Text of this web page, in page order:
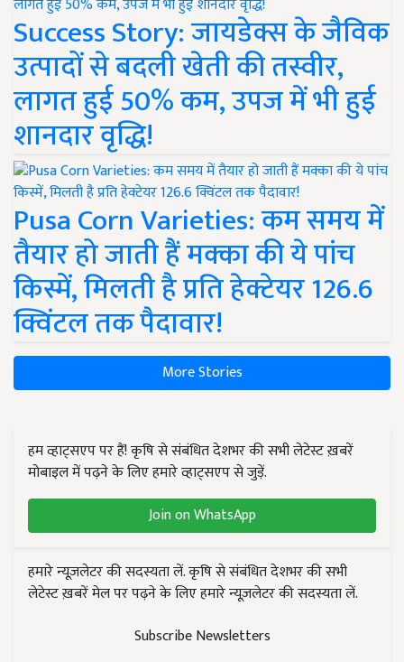
Success Story: जायडेक्स के जैविक
उत्पादों से बदली खेती की तस्वीर,
लागत हुई 50% कम, उपज में भी हुई
शानदार वृद्धि!
Pusa Corn Varieties: कम समय में
तैयार हो जाती हैं मक्का की ये पांच
किस्में, मिलती है प्रति हेक्टेयर 126.6
क्विंटल तक पैदावार!
More Stories
हम व्हाट्सएप पर हैं! कृषि से संबंधित देशभर की सभी लेटेस्ट ख़बरें
मोबाइल में पढ़ने के लिए हमारे व्हाट्सएप से जुड़ें.
Join on WhatsApp
हमारे न्यूज़लेटर की सदस्यता लें. कृषि से संबंधित देशभर की सभी
लेटेस्ट ख़बरें मेल पर पढ़ने के लिए हमारे न्यूज़लेटर की सदस्यता लें.
Subscribe Newsletters